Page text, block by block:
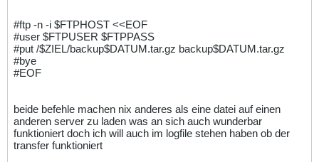
#ftp -n -i $FTPHOST <<EOF
#user $FTPUSER $FTPPASS
#put /$ZIEL/backup$DATUM.tar.gz backup$DATUM.tar.gz
#bye
#EOF
beide befehle machen nix anderes als eine datei auf einen
anderen server zu laden was an sich auch wunderbar
funktioniert doch ich will auch im logfile stehen haben ob der
transfer funktioniert